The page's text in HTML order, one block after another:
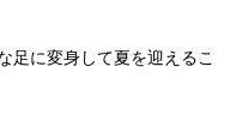
足に変身して夏を迎えるこ